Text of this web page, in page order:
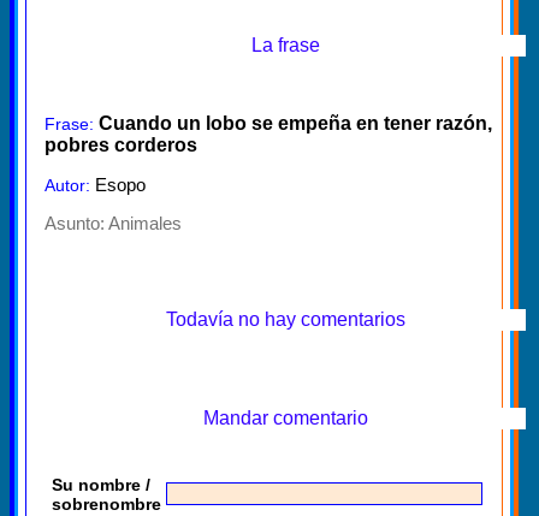
La frase
Frase: Cuando un lobo se empeña en tener razón,
pobres corderos
Autor: Esopo
Asunto: Animales
Todavía no hay comentarios
Mandar comentario
Su nombre /
sobrenombre